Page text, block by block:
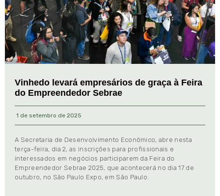
Vinhedo levará empresários de graça à Feira
do Empreendedor Sebrae
1 de setembro de 2025
A Secretaria de Desenvolvimento Econômico, abre nesta
terça-feira, dia 2, as inscrições para profissionais e
interessados em negócios participarem da Feira do
Empreendedor Sebrae 2025, que acontecerá no dia 17 de
outubro, no São Paulo Expo, em São Paulo.